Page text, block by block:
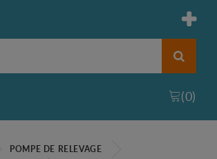
(0)
POMPE DE RELEVAGE